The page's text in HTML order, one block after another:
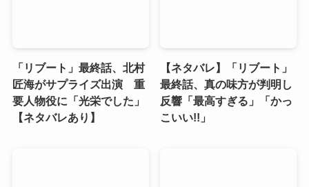
「リブート」最終話、北村
匠海がサプライズ出演 重
要人物役に「光栄でした」
【ネタバレあり】
【ネタバレ】「リブート」
最終話、真の味方が判明し
反響「最高すぎる」「かっ
こいい!!」